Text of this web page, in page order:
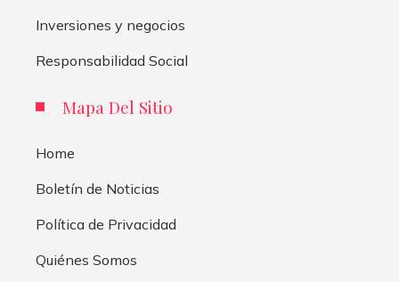
Inversiones y negocios
Responsabilidad Social
Mapa Del Sitio
Home
Boletín de Noticias
Política de Privacidad
Quiénes Somos